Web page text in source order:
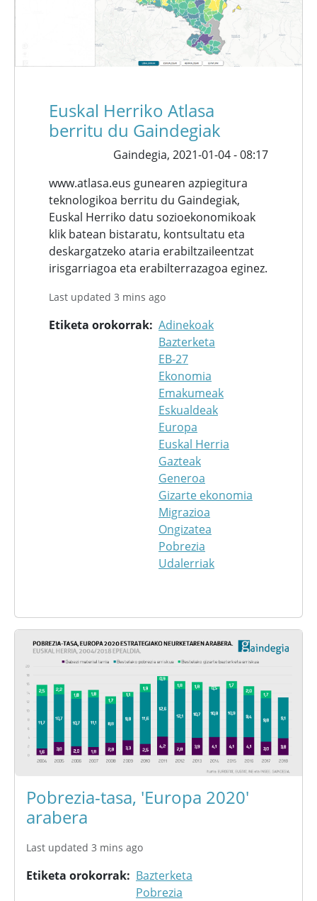
Euskal Herriko Atlasa
berritu du Gaindegiak
Gaindegia, 2021-01-04 - 08:17
www.atlasa.eus gunearen azpiegitura
teknologikoa berritu du Gaindegiak,
Euskal Herriko datu sozioekonomikoak
klik batean bistaratu, kontsultatu eta
deskargatzeko ataria erabiltzaileentzat
irisgarriagoa eta erabilterrazagoa eginez.
Last updated 3 mins ago
Etiketa orokorrak Adinekoak
Bazterketa
EB-27
Ekonomia
Emakumeak
Eskualdeak
Europa
Euskal Herria
Gazteak
Generoa
Gizarte ekonomia
Migrazioa
Ongizatea
Pobrezia
Udalerriak
Pobrezia-tasa, 'Europa 2020'
arabera
Last updated 3 mins ago
Etiketa orokorrak
Bazterketa
Pobrezia